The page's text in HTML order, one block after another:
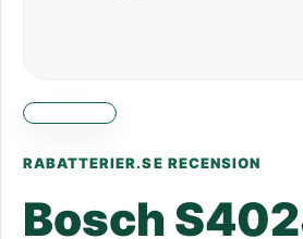
RABATTERIER.SE RECENSION
Bosch